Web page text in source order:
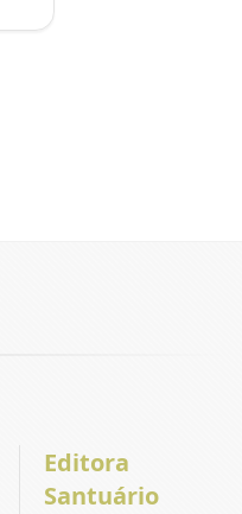
Editora
Santuário